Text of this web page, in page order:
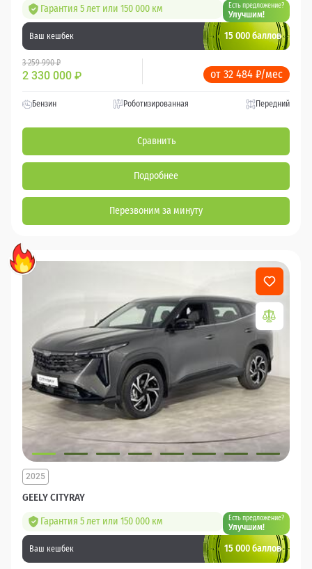
Гарантия 5 лет или 150 000 км Есть предложение?
Улучшим!
Ваш кешбек 15 000 баллов
3 259 990 ₽
2 330 000 ₽ от 32 484 ₽/мес
Бензин Роботизированная Передний
Сравнить
Подробнее
Перезвоним за минуту
GEELY CITYRAY
2025
Гарантия 5 лет или 150 000 км Есть предложение?
Улучшим!
Ваш кешбек 15 000 баллов